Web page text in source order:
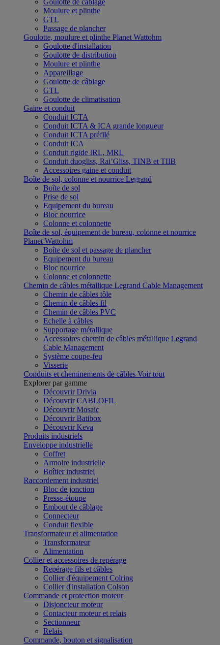
Goulotte de câblage
Moulure et plinthe
GTL
Passage de plancher
Goulotte, moulure et plinthe Planet Wattohm
Goulotte d'installation
Goulotte de distribution
Moulure et plinthe
Appareillage
Goulotte de câblage
GTL
Goulotte de climatisation
Gaine et conduit
Conduit ICTA
Conduit ICTA & ICA grande longueur
Conduit ICTA préfilé
Conduit ICA
Conduit rigide IRL, MRL
Conduit duogliss, Rai’Gliss, TINB et TIIB
Accessoires gaine et conduit
Boîte de sol, colonne et nourrice Legrand
Boîte de sol
Prise de sol
Equipement du bureau
Bloc nourrice
Colonne et colonnette
Boîte de sol, équipement de bureau, colonne et nourrice
Planet Wattohm
Boîte de sol et passage de plancher
Equipement du bureau
Bloc nourrice
Colonne et colonnette
Chemin de câbles métallique Legrand Cable Management
Chemin de câbles tôle
Chemin de câbles fil
Chemin de câbles PVC
Echelle à câbles
Supportage métallique
Accessoires chemin de câbles métallique Legrand
Cable Management
Système coupe-feu
Visserie
Conduits et cheminements de câbles Voir tout
Explorer par gamme
Découvrir Drivia
Découvrir CABLOFIL
Découvrir Mosaic
Découvrir Batibox
Découvrir Keva
Produits industriels
Enveloppe industrielle
Coffret
Armoire industrielle
Boîtier industriel
Raccordement industriel
Bloc de jonction
Presse-étoupe
Embout de câblage
Connecteur
Conduit flexible
Transformateur et alimentation
Transformateur
Alimentation
Collier et accessoires de repérage
Repérage fils et câbles
Collier d'équipement Colring
Collier d'installation Colson
Commande et protection moteur
Disjoncteur moteur
Contacteur moteur et relais
Sectionneur
Relais
Commande, bouton et signalisation